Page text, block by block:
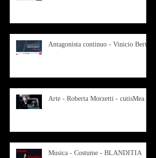
Antagonista continuo - Vinicio Berti
Arte - Roberta Morzetti - cutisMea
Musica - Costume - BLANDITIA